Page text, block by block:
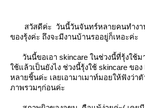
สวัสดีค่ะ วันนี้วันจันทร์หลายคนทำงา
ของรุ้งค่ะ ถึงจะมีงานบ้านรออยู่ก็เหอะค่ะ
วันนี้ขอเอา skincare ในช่วงนี้ที่รุ้งใช้ม
ช้แล้วเป็นยังไง ช่วงนี้รุ้งใช้ skincare ของ
หลายชิ้นค่ะ เลยเอามาเมาท์มอยให้ฟังว่าตั
ภาพรวมๆก่อนค่ะ